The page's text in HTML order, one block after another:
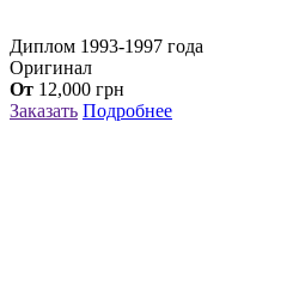
Диплом 1993-1997 года
Оригинал
От 12,000 грн
Заказать Подробнее